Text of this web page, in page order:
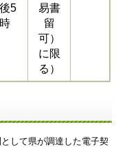
後5
時
易書
留
可）
に限
る）
して県が調達した電子契